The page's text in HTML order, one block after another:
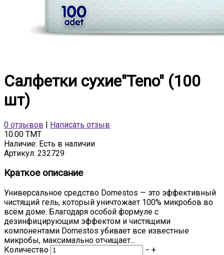
Салфетки сухие"Teno" (100
шт)
0 отзывов
Написать отзыв
10.00 TMT
Наличие: Есть в наличии
Артикул: 232729
Краткое описание
Универсальное средство Domestos — это эффективный
чистящий гель, который уничтожает 100% микробов во
всём доме. Благодаря особой формуле с
дезинфицирующим эффектом и чистящими
компонентами Domestos убивает все известные
микробы, максимально отчищает...
Количество
− +